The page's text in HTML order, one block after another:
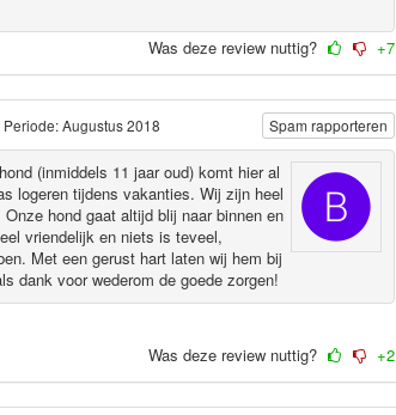
Was deze review nuttig? +7
Periode: Augustus 2018
(inmiddels 11 jaar oud) komt hier al
logeren tijdens vakanties. Wij zijn heel
hond gaat altijd blij naar binnen en
vriendelijk en niets is teveel,
Met een gerust hart laten wij hem bij
dank voor wederom de goede zorgen!
Spam rapporteren
Was deze review nuttig? +2